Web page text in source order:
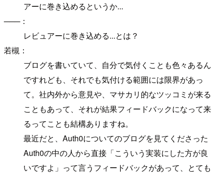
アーに巻き込めるというか...
───：
レビュアーに巻き込める...とは？
若槻：
ブログを書いていて、自分で気付くことも色々あるん
ですれども、それでも気付ける範囲には限界があっ
て。社内外から意見や、マサカリ的なツッコミが来る
こともあって、それが結果フィードバックになって来
るってことも結構ありますね。
最近だと、Auth0についてのブログを見てくださった
Auth0の中の人から直接「こういう実装にした方が良
いですよ」って言うフィードバックがあって、とても